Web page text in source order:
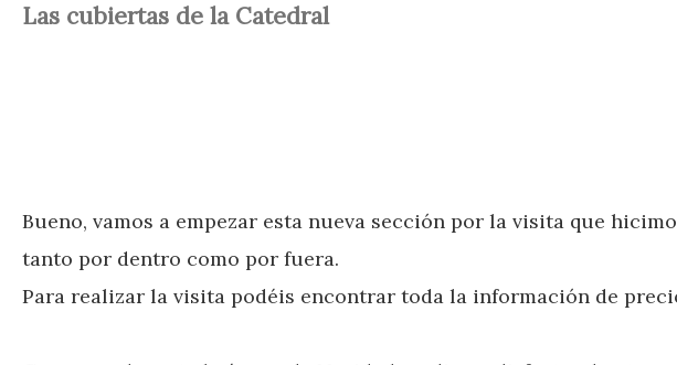
Las cubiertas de la Catedral
Bueno, vamos a empezar esta nueva sección por la visita que
tanto por dentro como por fuera.
Para realizar la visita podéis encontrar toda la información de